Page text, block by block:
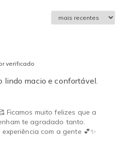
verificado
lindo macio e confortável.
Ficamos muito felizes que a
te agradado tanto.
com a gente 💕✨